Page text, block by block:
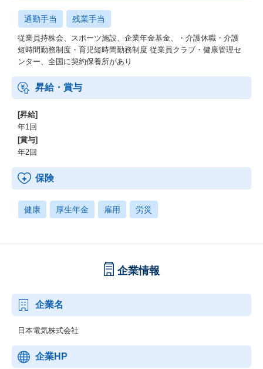
通勤手当 残業手当
従業員持株会、スポーツ施設、企業年金基金、・介護休職・介護
短時間勤務制度・育児短時間勤務制度 従業員クラブ・健康管理セ
ンター、全国に契約保養所があり
昇給・賞与
[昇給]
年1回
[賞与]
年2回
保険
健康 厚生年金 雇用 労災
企業情報
企業名
日本電気株式会社
企業HP